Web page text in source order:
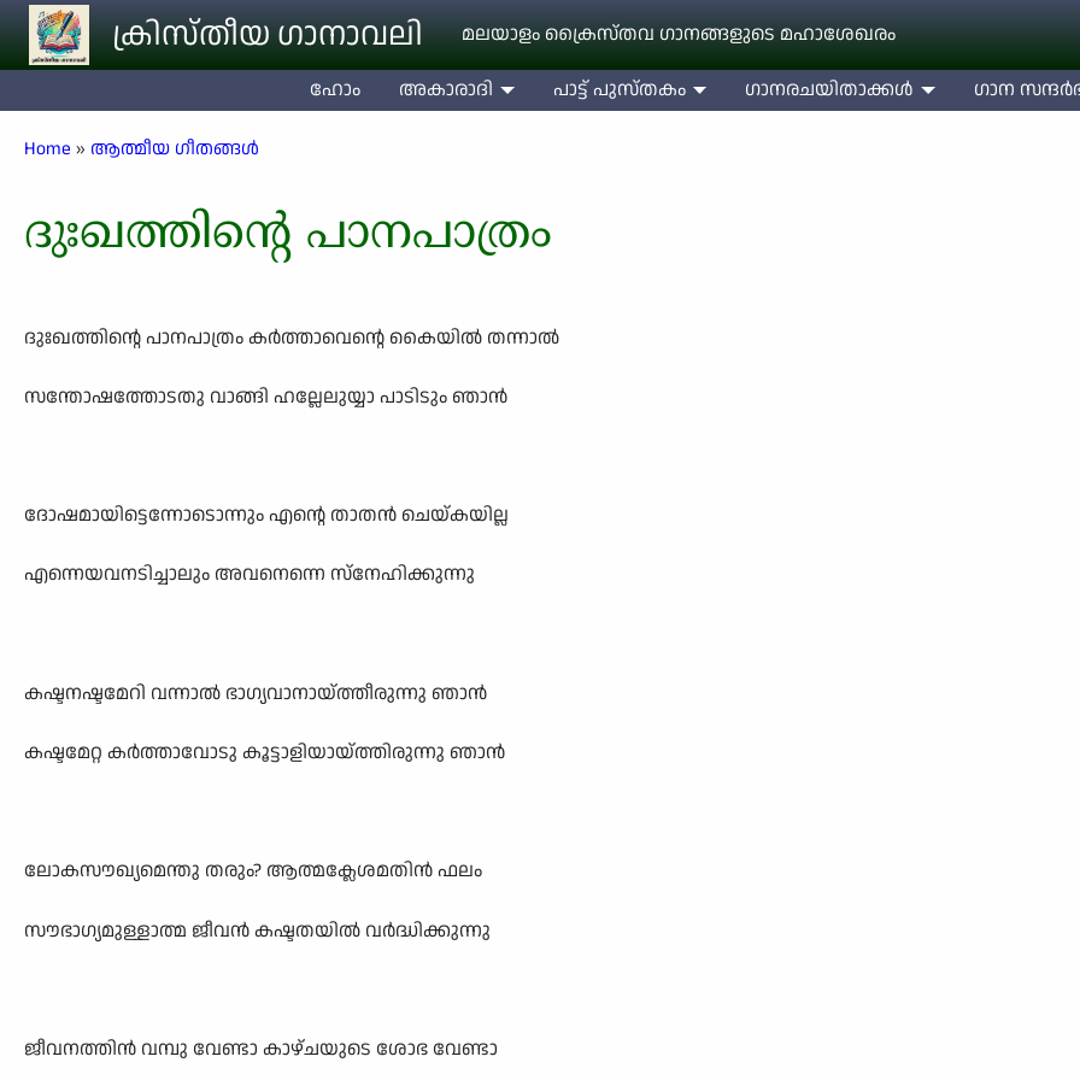
Skip to main contentക്രിസ്തീയ ഗാനാവലി മലയാളം ക്രൈസ്തവ ഗാനങ്ങളുടെ മഹാശേഖരം
ഹോം അകാരാദി പാട്ട് പുസ്തകം ഗാനരചയിതാക്കള്‍ ഗാന
Breadcrumb
Home ആത്മീയ ഗീതങ്ങൾ
ദുഃഖത്തിന്റെ പാനപാത്രം
ദുഃഖത്തിന്റെ പാനപാത്രം കർത്താവെന്റെ കൈയിൽ തന്നാൽ
സന്തോഷത്തോടതു വാങ്ങി ഹല്ലേലുയ്യാ പാടിടും ഞാൻ
ദോഷമായിട്ടെന്നോടൊന്നും എന്റെ താതൻ ചെയ്കയില്ല
എന്നെയവനടിച്ചാലും അവനെന്നെ സ്നേഹിക്കുന്നു
കഷ്ടനഷ്ടമേറി വന്നാൽ ഭാഗ്യവാനായ്ത്തീരുന്നു ഞാൻ
കഷ്ടമേറ്റ കർത്താവോടു കൂട്ടാളിയായ്ത്തിരുന്നു ഞാൻ
ലോകസൗഖ്യമെന്തു തരും? ആത്മക്ലേശമതിൻ ഫലം
സൗഭാഗ്യമുള്ളാത്മ ജീവൻ കഷ്ടതയിൽ വർദ്ധിക്കുന്നു
ജീവനത്തിൻ വമ്പു വേണ്ടാ കാഴ്ചയുടെ ശോഭ വേണ്ടാ